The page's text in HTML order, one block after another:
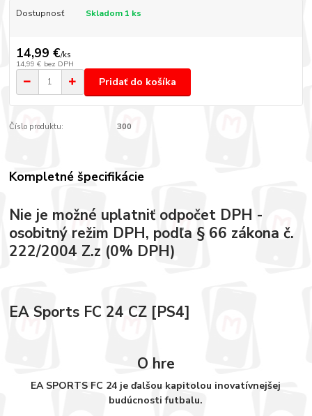
Dostupnosť Skladom 1 ks
14,99 €/ks
14,99 € bez DPH
Pridať do košíka
Číslo produktu: 300
Kompletné špecifikácie
Nie je možné uplatniť odpočet DPH -
osobitný režim DPH, podľa § 66 zákona č.
222/2004 Z.z (0% DPH)
EA Sports FC 24 CZ [PS4]
O hre
EA SPORTS FC 24 je ďalšou kapitolou inovatívnejšej
budúcnosti futbalu.